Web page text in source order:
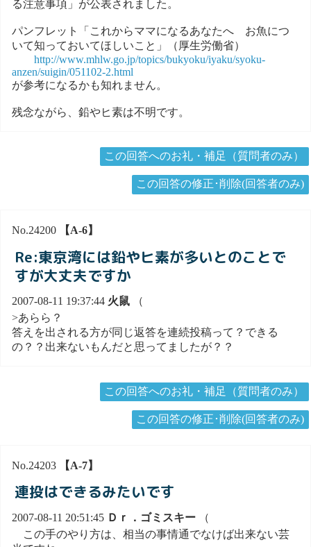
る注意事項」が公表されました。
パンフレット「これからママになるあなたへ お魚につ
いて知っておいてほしいこと」（厚生労働省）
http://www.mhlw.go.jp/topics/bukyoku/iyaku/syoku-
anzen/suigin/051102-2.html
が参考になるかも知れません。
残念ながら、鉛やヒ素は不明です。
この回答へのお礼・補足（質問者のみ）
この回答の修正･削除(回答者のみ)
No.24200 【A-6】
Re:東京湾には鉛やヒ素が多いとのことで
すが大丈夫ですか
2007-08-11 19:37:44 火鼠 （
>あらら？
答えを出される方が同じ返答を連続投稿って？できる
の？？出来ないもんだと思ってましたが？？
この回答へのお礼・補足（質問者のみ）
この回答の修正･削除(回答者のみ)
No.24203 【A-7】
連投はできるみたいです
2007-08-11 20:51:45 Ｄｒ．ゴミスキー （
この手のやり方は、相当の事情通でなけば出来ない芸